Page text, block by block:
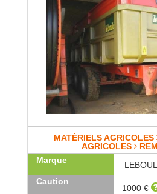
MATÉRIELS AGRICOLES
AGRICOLES
Marque
Caution
1000 €